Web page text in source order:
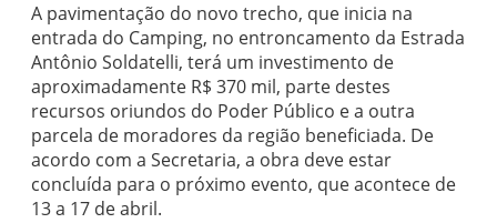
A pavimentação do novo trecho, que inicia na
entrada do Camping, no entroncamento da Estrada
Antônio Soldatelli, terá um investimento de
aproximadamente R$ 370 mil, parte destes
recursos oriundos do Poder Público e a outra
parcela de moradores da região beneficiada. De
acordo com a Secretaria, a obra deve estar
concluída para o próximo evento, que acontece de
13 a 17 de abril.